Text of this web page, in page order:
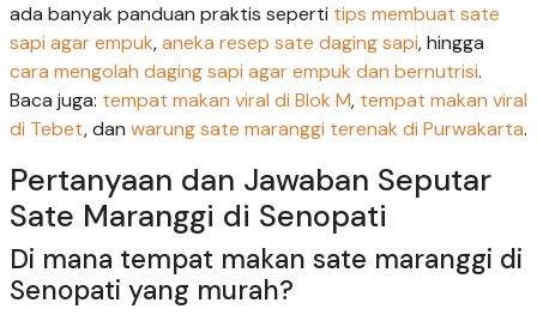
ada banyak panduan praktis seperti tips membuat sate
sapi agar empuk,aneka resep sate daging sapi, hingga
cara mengolah daging sapi agar empuk dan bernutrisi.
Baca juga: tempat makan viral di Blok M, tempat makan viral
di Tebet, dan warung sate maranggi terenak di Purwakarta.
Pertanyaan dan Jawaban Seputar
Sate Maranggi di Senopati
Di mana tempat makan sate maranggi di
Senopati yang murah?